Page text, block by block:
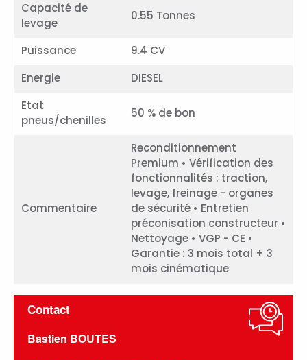
Capacité de
levage
0.55 Tonnes
Puissance
9.4 CV
Energie
DIESEL
Etat
pneus/chenilles
50 % de bon
Commentaire
Reconditionnement
Premium • Vérification des
fonctionnalités : traction,
levage, freinage - organes
de sécurité • Entretien
préconisation constructeur •
Nettoyage • VGP - CE •
Garantie : 3 mois total + 3
mois cinématique
Contact
Bastien BOUTES